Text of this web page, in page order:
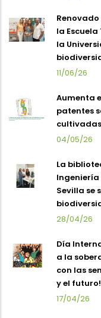
la
la
11/06/26
Aumenta
patentes
cultivadas
04/05/26
La
Sevilla se
28/04/26
Día
a la
con las
y el futuro!
17/04/26